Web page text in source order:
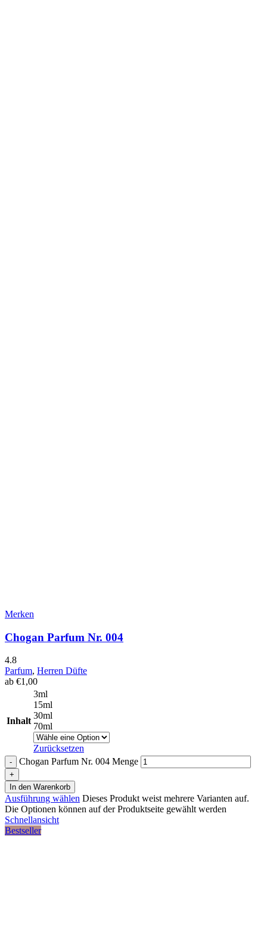
Merken
Chogan Parfum Nr. 004
4.8
Parfum, Herren Düfte
ab €1,00
Inhalt
3ml
15ml
30ml
70ml
Zurücksetzen
Chogan Parfum Nr. 004 Menge
In den Warenkorb
Ausführung wählen Dieses Produkt weist mehrere Varianten auf.
Die Optionen können auf der Produktseite gewählt werden
Schnellansicht
Bestseller